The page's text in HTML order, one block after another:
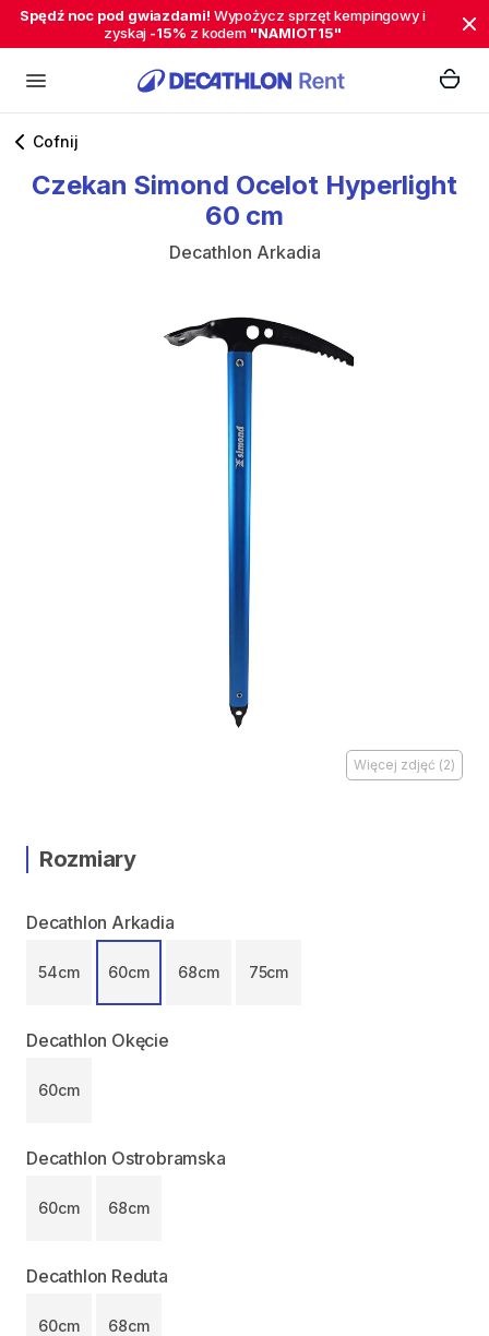
Spędź noc pod gwiazdami! Wypożycz sprzęt kempingowy i
zyskaj -15% z kodem "NAMIOT15"
Cofnij
Czekan Simond Ocelot Hyperlight
60 cm
Decathlon Arkadia
Więcej zdjęć (2)
Rozmiary
Decathlon Arkadia
54cm 60cm 68cm 75cm
Decathlon Okęcie
60cm
Decathlon Ostrobramska
60cm 68cm
Decathlon Reduta
60cm 68cm